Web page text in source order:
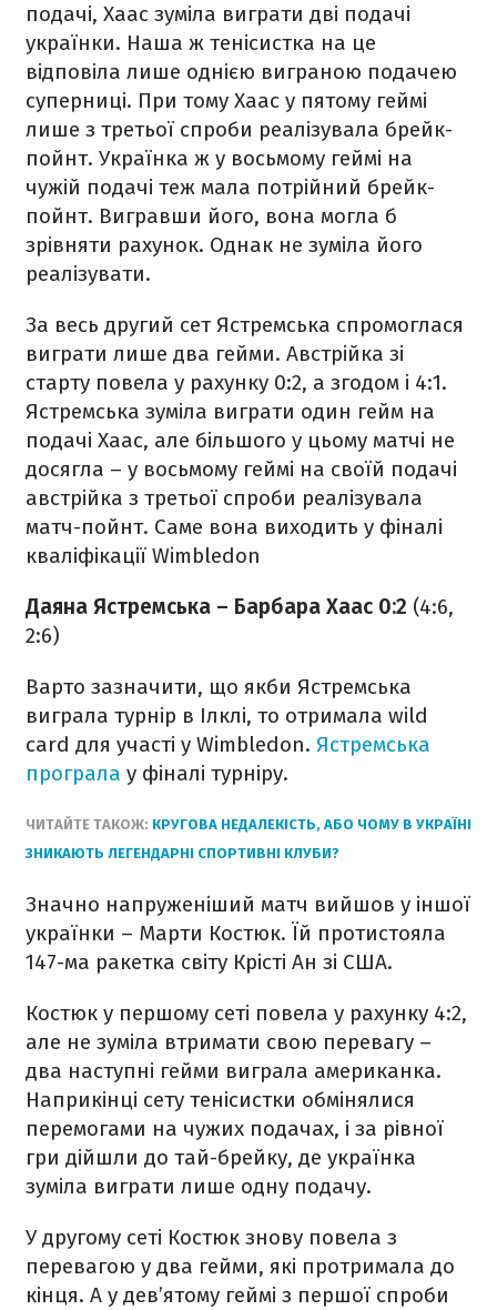
подачі, Хаас зуміла виграти дві подачі
українки. Наша ж тенісистка на це
відповіла лише однією виграною подачею
суперниці. При тому Хаас у пятому геймі
лише з третьої спроби реалізувала брейк-
пойнт. Українка ж у восьмому геймі на
чужій подачі теж мала потрійний брейк-
пойнт. Вигравши його, вона могла б
зрівняти рахунок. Однак не зуміла його
реалізувати.
За весь другий сет Ястремська спромоглася
виграти лише два гейми. Австрійка зі
старту повела у рахунку 0:2, а згодом і 4:1.
Ястремська зуміла виграти один гейм на
подачі Хаас, але більшого у цьому матчі не
досягла – у восьмому геймі на своїй подачі
австрійка з третьої спроби реалізувала
матч-пойнт. Саме вона виходить у фіналі
кваліфікації Wimbledon
Даяна Ястремська – Барбара Хаас 0:2 (4:6,
2:6)
Варто зазначити, що якби Ястремська
виграла турнір в Ілклі, то отримала wild
card для участі у Wimbledon. Ястремська
програла у фіналі турніру.
ЧИТАЙТЕ ТАКОЖ: КРУГОВА НЕДАЛЕКІСТЬ, АБО ЧОМУ В УКРАЇНІ
ЗНИКАЮТЬ ЛЕГЕНДАРНІ СПОРТИВНІ КЛУБИ?
Значно напруженіший матч вийшов у іншої
українки – Марти Костюк. Їй протистояла
147-ма ракетка світу Крісті Ан зі США.
Костюк у першому сеті повела у рахунку 4:2,
але не зуміла втримати свою перевагу –
два наступні гейми виграла американка.
Наприкінці сету тенісистки обмінялися
перемогами на чужих подачах, і за рівної
гри дійшли до тай-брейку, де українка
зуміла виграти лише одну подачу.
У другому сеті Костюк знову повела з
перевагою у два гейми, які протримала до
кінця. А у дев’ятому геймі з першої спроби